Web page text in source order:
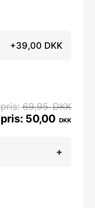
+39,00 DKK
+
69,95DKK
50,00 DKK